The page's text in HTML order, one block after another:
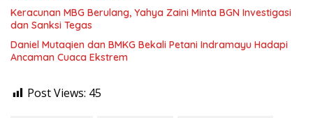
Keracunan MBG Berulang, Yahya Zaini Minta BGN Investigasi
dan Sanksi Tegas
Daniel Mutaqien dan BMKG Bekali Petani Indramayu Hadapi
Ancaman Cuaca Ekstrem
Post Views: 45